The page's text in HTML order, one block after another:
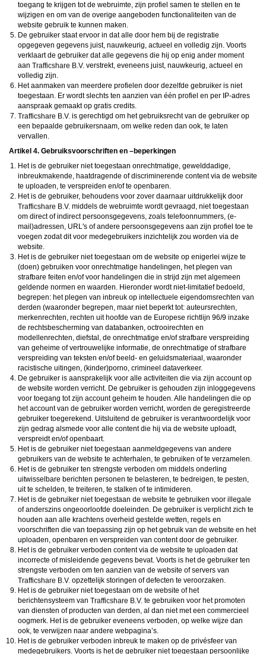
toegang te krijgen tot de webruimte, zijn profiel samen te stellen en te
wijzigen en om van de overige aangeboden functionaliteiten van de
website gebruik te kunnen maken.
De gebruiker staat ervoor in dat alle door hem bij de registratie
opgegeven gegevens juist, nauwkeurig, actueel en volledig zijn. Voorts
verklaart de gebruiker dat alle gegevens die hij op enig ander moment
aan
verstrekt, eveneens juist, nauwkeurig, actueel en
volledig zijn.
Het aanmaken van meerdere profielen door dezelfde gebruiker is niet
toegestaan. Er wordt slechts ten aanzien van één profiel en per IP-adres
aanspraak gemaakt op gratis credits.
is gerechtigd om het gebruiksrecht van de gebruiker op
een bepaalde gebruikersnaam, om welke reden dan ook, te laten
vervallen.
Artikel 4. Gebruiksvoorschriften en –beperkingen
Het is de gebruiker niet toegestaan onrechtmatige, gewelddadige,
inbreukmakende, haatdragende of discriminerende content via de website
te uploaden, te verspreiden en/of te openbaren.
Het is de gebruiker, behoudens voor zover daarnaar uitdrukkelijk door
middels de webruimte wordt gevraagd, niet toegestaan
om direct of indirect persoonsgegevens, zoals telefoonnummers, (e-
mail)adressen, URL's of andere persoonsgegevens aan zijn profiel toe te
voegen zodat dit voor medegebruikers inzichtelijk zou worden via de
website.
Het is de gebruiker niet toegestaan om de website op enigerlei wijze te
(doen) gebruiken voor onrechtmatige handelingen, het plegen van
strafbare feiten en/of voor handelingen die in strijd zijn met algemeen
geldende normen en waarden. Hieronder wordt niet-limitatief bedoeld,
begrepen: het plegen van inbreuk op intellectuele eigendomsrechten van
derden (waaronder begrepen, maar niet beperkt tot: auteursrechten,
merkenrechten, rechten uit hoofde van de Europese richtlijn 96/9 inzake
de rechtsbescherming van databanken, octrooirechten en
modellenrechten, diefstal, de onrechtmatige en/of strafbare verspreiding
van geheime of vertrouwelijke informatie, de onrechtmatige of strafbare
verspreiding van teksten en/of beeld- en geluidsmateriaal, waaronder
racistische uitingen, (kinder)porno, crimineel dataverkeer.
De gebruiker is aansprakelijk voor alle activiteiten die via zijn account op
de website worden verricht. De gebruiker is gehouden zijn inloggegevens
voor toegang tot zijn account geheim te houden. Alle handelingen die op
het account van de gebruiker worden verricht, worden de geregistreerde
gebruiker toegerekend. Uitsluitend de gebruiker is verantwoordelijk voor
zijn gedrag alsmede voor alle content die hij via de website uploadt,
verspreidt en/of openbaart.
Het is de gebruiker niet toegestaan aanmeldgegevens van andere
gebruikers van de website te achterhalen, te gebruiken of te verzamelen.
Het is de gebruiker ten strengste verboden om middels onderling
uitwisselbare berichten personen te belasteren, te bedreigen, te pesten,
uit te schelden, te treiteren, te stalken of te intimideren.
Het is de gebruiker niet toegestaan de website te gebruiken voor illegale
of anderszins ongeoorloofde doeleinden. De gebruiker is verplicht zich te
houden aan alle krachtens overheid gestelde wetten, regels en
voorschriften die van toepassing zijn op het gebruik van de website en het
uploaden, openbaren en verspreiden van content door de gebruiker.
Het is de gebruiker verboden content via de website te uploaden dat
incorrecte of misleidende gegevens bevat. Voorts is het de gebruiker ten
strengste verboden om ten aanzien van de website of servers van
opzettelijk storingen of defecten te veroorzaken.
Het is de gebruiker niet toegestaan om de website of het
berichtensysteem van
te gebruiken voor het promoten
van diensten of producten van derden, al dan niet met een commercieel
oogmerk. Het is de gebruiker eveneens verboden, op welke wijze dan
ook, te verwijzen naar andere webpagina’s.
Het is de gebruiker verboden inbreuk te maken op de privésfeer van
medegebruikers. Voorts is het de gebruiker niet toegestaan persoonlijke